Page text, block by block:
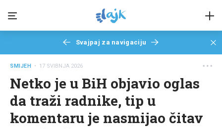
Svajpaj za navigaciju
SMIJEH • 17 SVIBNJA 2026
Netko je u BiH objavio oglas
da traži radnike, tip u
komentaru je nasmijao čitav